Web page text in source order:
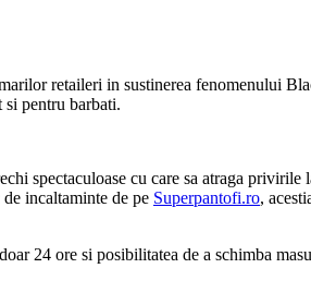
retaileri in sustinerea fenomenului
si pentru barbati.
spectaculoase cu care sa atraga
incaltaminte de pe Superpantofi.ro,
24 ore si posibilitatea de a schimba